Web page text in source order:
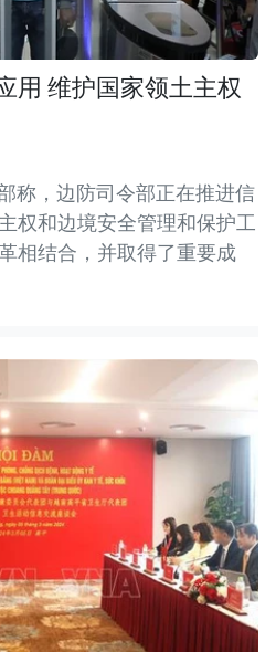
用 维护国家领土主权
称，边防司令部正在推进信
权和边境安全管理和保护工
相结合，并取得了重要成